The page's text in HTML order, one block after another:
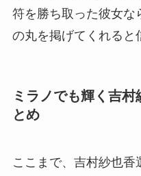
符を勝ち取った彼女な
の丸を掲げてくれると
ミラノでも輝く吉
とめ
ここまで、吉村紗也